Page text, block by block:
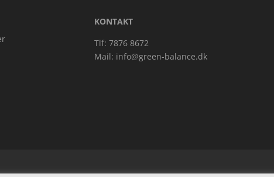
KONTAKT
Tlf: 7876 8672
Mail: info@green-balance.dk